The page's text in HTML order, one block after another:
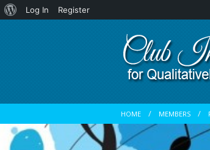
About
Log In
Register
HOME MEMBERS